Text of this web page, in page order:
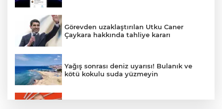
Görevden uzaklaştırılan Utku Caner
Çaykara hakkında tahliye kararı
Yağış sonrası deniz uyarısı! Bulanık ve
kötü kokulu suda yüzmeyin